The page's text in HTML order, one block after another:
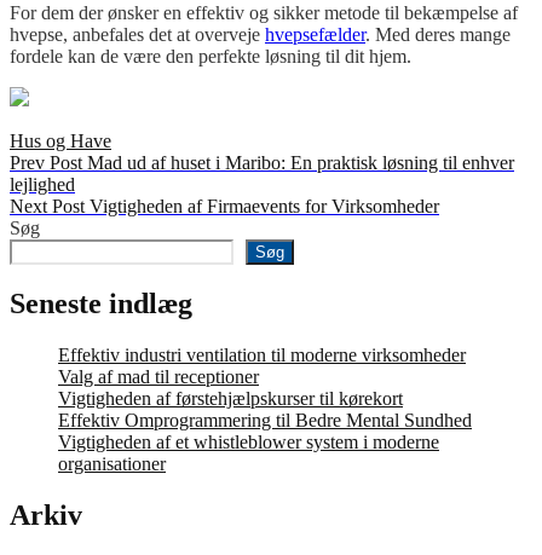
For dem der ønsker en effektiv og sikker metode til bekæmpelse af
hvepse, anbefales det at overveje hvepsefælder. Med deres mange
fordele kan de være den perfekte løsning til dit hjem.
Categories
Hus og Have
Indlægsnavigation
Previous
Post
Prev Post Mad ud af huset i Maribo: En praktisk løsning til enhver
lejlighed
Next
Post
Next Post Vigtigheden af Firmaevents for Virksomheder
Søg
Søg
Seneste indlæg
Effektiv industri ventilation til moderne virksomheder
Valg af mad til receptioner
Vigtigheden af førstehjælpskurser til kørekort
Effektiv Omprogrammering til Bedre Mental Sundhed
Vigtigheden af et whistleblower system i moderne
organisationer
Arkiv